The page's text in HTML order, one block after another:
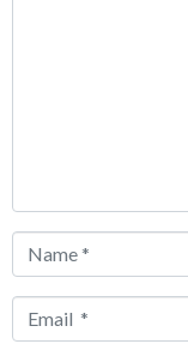
Name
Email